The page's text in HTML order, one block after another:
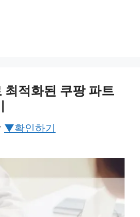
최적화된 쿠팡 파트
▼확인하기